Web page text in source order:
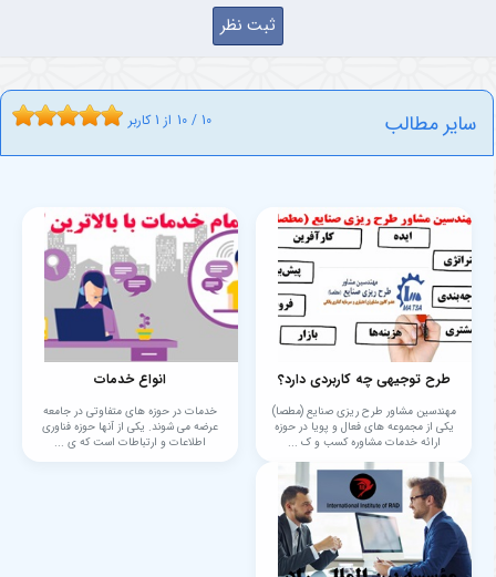
سایر مطالب 10 / 10 از 1 کاربر
طرح توجیهی چه کاربردی دارد؟
مهندسین مشاور طرح ریزی صنایع (مطصا)
یکی از مجموعه های فعال و پویا در حوزه
ارائه خدمات مشاوره کسب و ک ...
انواع خدمات
خدمات در حوزه های متفاوتی در جامعه
عرضه می شوند. یکی از آنها حوزه فناوری
اطلاعات و ارتباطات است که ی ...